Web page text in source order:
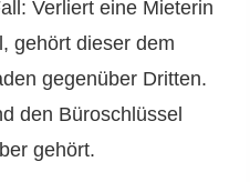
Verliert eine Mieterin
gehört dieser dem
gegenüber Dritten.
den Büroschlüssel
gehört.